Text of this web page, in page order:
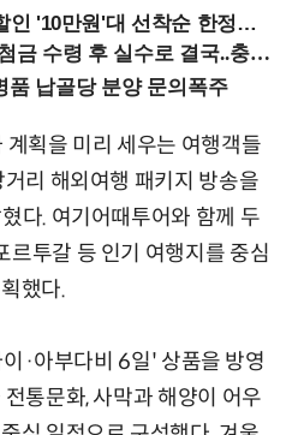
'10만원'대 선착순 한정판매!
획을 미리 세우는 여행객들
리 해외여행 패키지 방송을
다. 여기어때투어와 함께 두
르투갈 등 인기 여행지를 중심
했다.
·아부다비 6일' 상품을 방영
통문화, 사막과 해양이 어우